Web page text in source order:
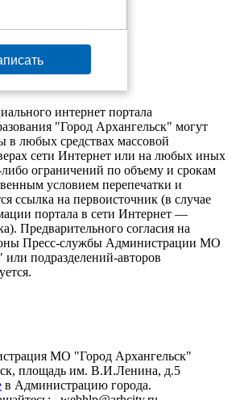
интернет портала
"Город Архангельск" могут
в любых средствах массовой
сети Интернет или на любых иных
либо ограничений по объему и срокам
условием перепечатки и
ссылка на первоисточник (в случае
портала в сети Интернет —
Предварительного согласия на
Пресс-службы Администрации МО
подразделений-авторов
МО "Город Архангельск"
площадь им. В.И.Ленина, д.5
в Администрацию города.